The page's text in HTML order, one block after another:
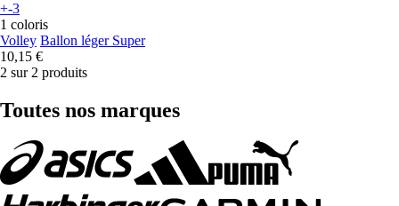
+-3
1 coloris
Volley Ballon léger Super
10,15 €
2 sur 2 produits
Toutes nos marques